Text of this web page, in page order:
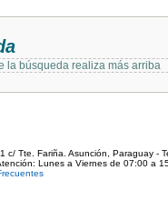
la búsqueda realiza más arriba
c/ Tte. Fariña. Asunción, Paraguay -
Lunes a Viernes de 07:00 a